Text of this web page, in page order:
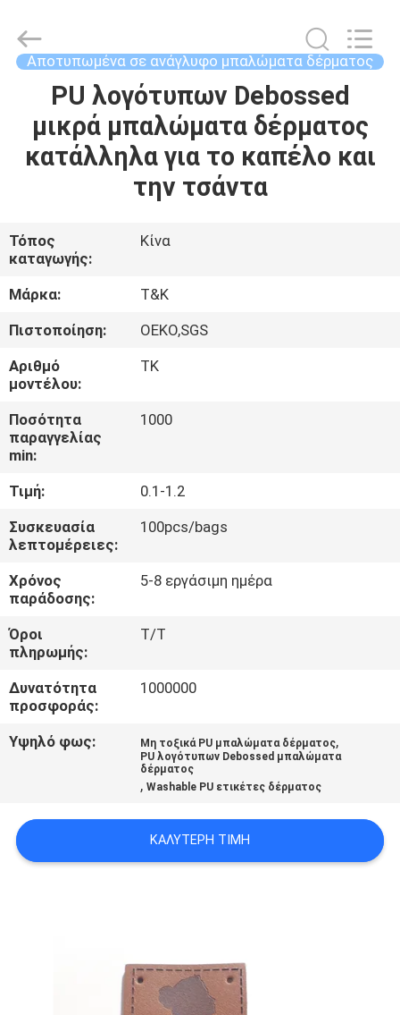
ΣΠΊΤΙ
ΠΡΟΪΌΝΤΑ
ΕΜΕΊΣ
ΓΎΡΟΣ
ΕΡΓΟΣΤΑΣΊΩΝ
ΠΟΙΟΤΙΚΌΣ
ΈΛΕΓΧΟΣ
ΕΛΆΤΕ
ΣΕ
ΕΠΑΦΉ
ΜΕ
ΖΗΤΉΣΤΕ
ΈΝΑ
ΑΠΌΣΠΑΣΜΑ
PRIVACY
POLICY
Accessories
Co.,Ltd.
RightsΑποτυπωμένα σε ανάγλυφο μπαλώματα δέρματος
PU λογότυπων Debossed
μικρά μπαλώματα δέρματος
κατάλληλα για το καπέλο και
την τσάντα
Τόπος
καταγωγής:
Κίνα
Μάρκα:
T&K
Πιστοποίηση:
OEKO,SGS
Αριθμό
μοντέλου:
TK
Ποσότητα
παραγγελίας
min:
1000
Τιμή:
0.1-1.2
Συσκευασία
λεπτομέρειες:
100pcs/bags
Χρόνος
παράδοσης:
5-8 εργάσιμη ημέρα
Όροι
πληρωμής:
T/T
Δυνατότητα
προσφοράς:
1000000
Υψηλό φως: Μη τοξικά PU μπαλώματα δέρματος,
PU λογότυπων Debossed μπαλώματα
δέρματος
,Washable PU ετικέτες δέρματος
ΚΑΛΎΤΕΡΗ ΤΙΜΉ